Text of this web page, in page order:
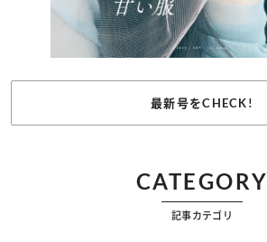
最新号をCHECK!
CATEGORY
記事カテゴリ